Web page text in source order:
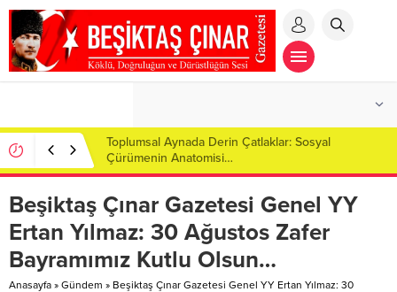
Toplumsal Aynada Derin Çatlaklar: Sosyal
Çürümenin Anatomisi…
Beşiktaş Çınar Gazetesi Genel YY
Ertan Yılmaz: 30 Ağustos Zafer
Bayramımız Kutlu Olsun…
Anasayfa » Gündem » Beşiktaş Çınar Gazetesi Genel YY Ertan Yılmaz: 30